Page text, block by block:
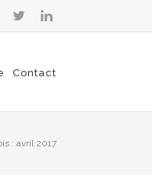
Contact
: avril 2017